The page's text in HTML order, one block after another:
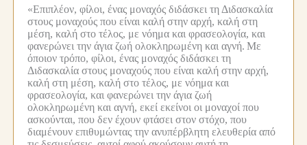
«Επιπλέον, φίλοι, ένας μοναχός διδάσκει τη Διδασκαλία
στους μοναχούς που είναι καλή στην αρχή, καλή στη
μέση, καλή στο τέλος, με νόημα και φρασεολογία, και
φανερώνει την άγια ζωή ολοκληρωμένη και αγνή. Με
όποιον τρόπο, φίλοι, ένας μοναχός διδάσκει τη
Διδασκαλία στους μοναχούς που είναι καλή στην αρχή,
καλή στη μέση, καλή στο τέλος, με νόημα και
φρασεολογία, και φανερώνει την άγια ζωή
ολοκληρωμένη και αγνή, εκεί εκείνοι οι μοναχοί που
ασκούνται, που δεν έχουν φτάσει στον στόχο, που
διαμένουν επιθυμώντας την ανυπέρβλητη ελευθερία από